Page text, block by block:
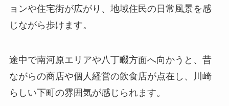
ョンや住宅街が広がり、地域住民の日常風景を感
じながら歩けます。
途中で南河原エリアや八丁畷方面へ向かうと、昔
ながらの商店や個人経営の飲食店が点在し、川崎
らしい下町の雰囲気が感じられます。